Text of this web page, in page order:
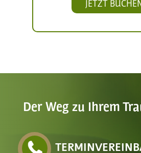
JETZT
Der Weg zu Ihrem